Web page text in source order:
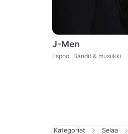
J-Men
Espoo Bändit & musiikki
Kategoriat Selaa